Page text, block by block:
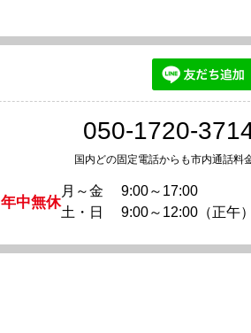
050-1720-
国内どの固定電話からも市内通話料
年中無休
月～金
9:00～17:00
土・日
9:00～12:00（正午）